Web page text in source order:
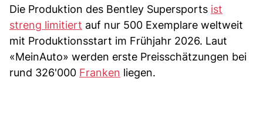
Die Produktion des Bentley Supersports ist
streng limitiert auf nur 500 Exemplare weltweit
mit Produktionsstart im Frühjahr 2026. Laut
«MeinAuto» werden erste Preisschätzungen bei
rund 326'000 Franken liegen.